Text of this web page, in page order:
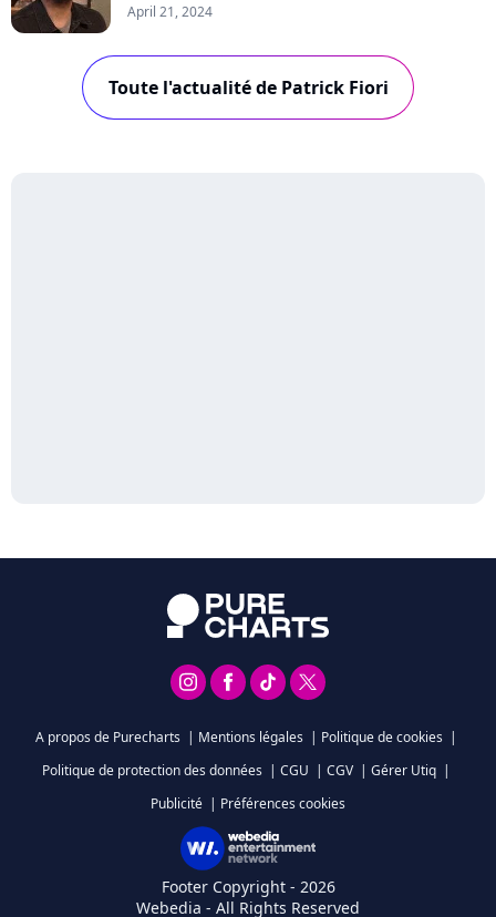
April 21, 2024
Toute l'actualité de Patrick Fiori
A propos de Purecharts | Mentions légales | Politique de cookies |
Politique de protection des données | CGU | CGV | Gérer Utiq |
Publicité | Préférences cookies
Footer Copyright - 2026
Webedia - All Rights Reserved